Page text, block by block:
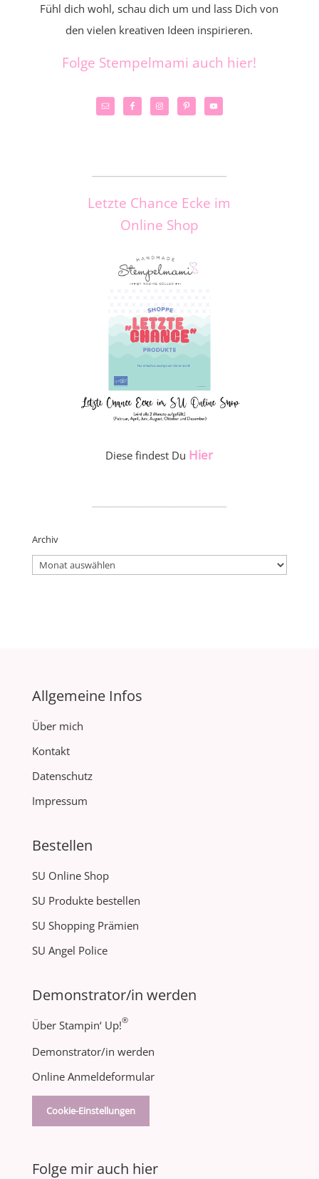
Fühl dich wohl, schau dich um und lass Dich von
den vielen kreativen Ideen inspirieren.
Folge Stempelmami auch hier!
Letzte Chance Ecke im
Online Shop
Diese findest Du Hier
Archiv
Archiv
Allgemeine Infos
Über mich
Kontakt
Datenschutz
Impressum
Bestellen
SU Online Shop
SU Produkte bestellen
SU Shopping Prämien
SU Angel Police
Demonstrator/in werden
Über Stampin‘ Up!®
Demonstrator/in werden
Online Anmeldeformular
Cookie-Einstellungen
Folge mir auch hier